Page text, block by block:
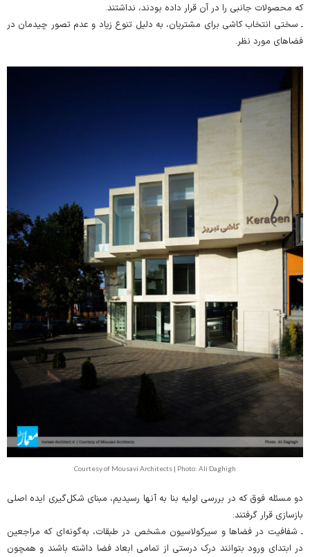
که محصولات جانبی را در آن قرار داده بودند، نداشتند.
ـ سختی انتخاب کاشی برای مشتریان، به دلیل تنوع زیاد و عدم تصور چیدمان در
فضاهای مورد نظر.
Courtesy of Mousavi Architects | Photo: Ali Daghigh
دو مسئله فوق که در بررسی اولیه بنا به آنها رسیدیم، مبنای شکل‌گیری ایده اصلی
بازسازی قرار گرفتند:
ـ شفافیت در فضاها و سیرکولاسیون مشخص در طبقات، به‌گونه‌ای که مراجعین
در ابتدای ورود بتوانند درک درستی از تمامی ابعاد فضا داشته باشند و همچون